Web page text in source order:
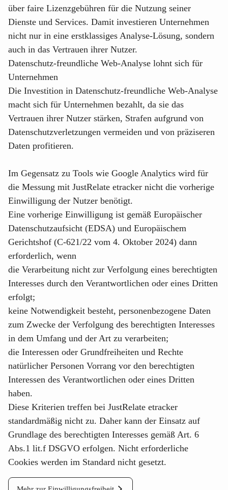
über faire Lizenzgebühren für die Nutzung seiner
Dienste und Services. Damit investieren Unternehmen
nicht nur in eine erstklassiges Analyse-Lösung, sondern
auch in das Vertrauen ihrer Nutzer.
Datenschutz-freundliche Web-Analyse lohnt sich für
Unternehmen
Die Investition in Datenschutz-freundliche Web-Analyse
macht sich für Unternehmen bezahlt, da sie das
Vertrauen ihrer Nutzer stärken, Strafen aufgrund von
Datenschutzverletzungen vermeiden und von präziseren
Daten profitieren.
Im Gegensatz zu Tools wie Google Analytics wird für
die Messung mit JustRelate etracker nicht die vorherige
Einwilligung der Nutzer benötigt.
Eine vorherige Einwilligung ist gemäß Europäischer
Datenschutzaufsicht (EDSA) und Europäischem
Gerichtshof (C-621/22 vom 4. Oktober 2024) dann
erforderlich, wenn
die Verarbeitung nicht zur Verfolgung eines berechtigten
Interesses durch den Verantwortlichen oder eines Dritten
erfolgt;
keine Notwendigkeit besteht, personenbezogene Daten
zum Zwecke der Verfolgung des berechtigten Interesses
in dem Umfang und der Art zu verarbeiten;
die Interessen oder Grundfreiheiten und Rechte
natürlicher Personen Vorrang vor den berechtigten
Interessen des Verantwortlichen oder eines Dritten
haben.
Diese Kriterien treffen bei JustRelate etracker
standardmäßig nicht zu. Daher kann der Einsatz auf
Grundlage des berechtigten Interesses gemäß Art. 6
Abs.1 lit.f DSGVO erfolgen. Nicht erforderliche
Cookies werden im Standard nicht gesetzt.